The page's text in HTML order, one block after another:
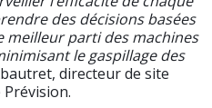
des décisions basées
meilleur parti des machines
le gaspillage des
directeur de site
Prévision.